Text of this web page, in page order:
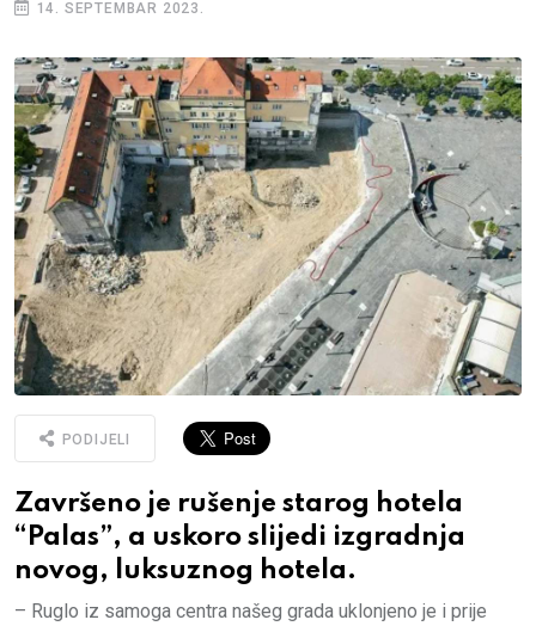
14. SEPTEMBAR 2023.
PODIJELI
Završeno je rušenje starog hotela
“Palas”, a uskoro slijedi izgradnja
novog, luksuznog hotela.
– Ruglo iz samoga centra našeg grada uklonjeno je i prije